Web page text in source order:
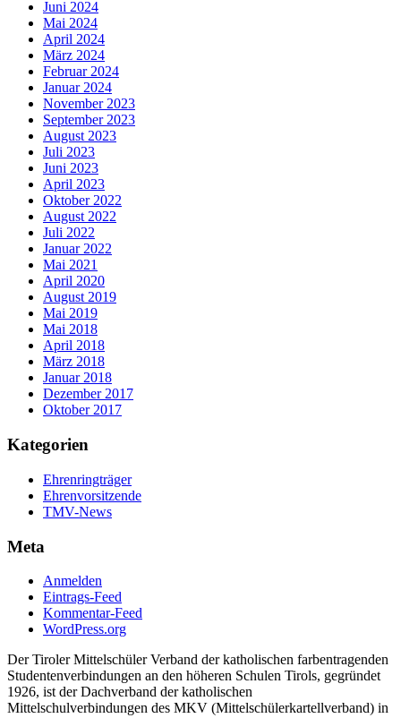
Juni 2024
Mai 2024
April 2024
März 2024
Februar 2024
Januar 2024
November 2023
September 2023
August 2023
Juli 2023
Juni 2023
April 2023
Oktober 2022
August 2022
Juli 2022
Januar 2022
Mai 2021
April 2020
August 2019
Mai 2019
Mai 2018
April 2018
März 2018
Januar 2018
Dezember 2017
Oktober 2017
Kategorien
Ehrenringträger
Ehrenvorsitzende
TMV-News
Meta
Anmelden
Eintrags-Feed
Kommentar-Feed
WordPress.org
Der Tiroler Mittelschüler Verband der katholischen farbentragenden
Studentenverbindungen an den höheren Schulen Tirols, gegründet
1926, ist der Dachverband der katholischen
Mittelschulverbindungen des MKV (Mittelschülerkartellverband) in